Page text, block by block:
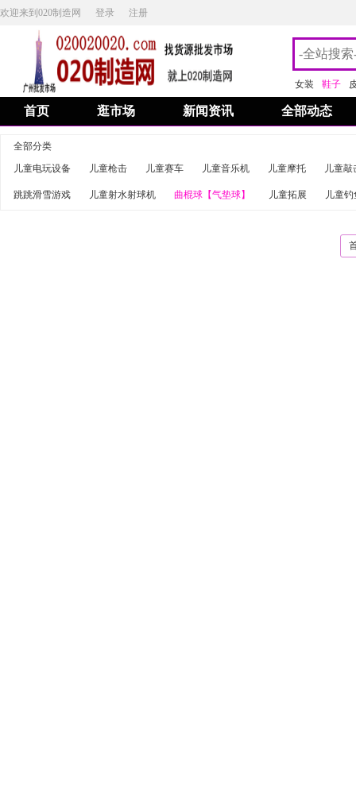
欢迎来到020制造网 登录 注册
女装 鞋子
首页 逛市场 新闻资讯 全部动态
全部分类
儿童电玩设备
儿童枪击 儿童赛车 儿童音乐机 儿童摩托 儿童敲
跳跳滑雪游戏 儿童射水射球机 曲棍球【气垫球】 儿童拓展 儿童